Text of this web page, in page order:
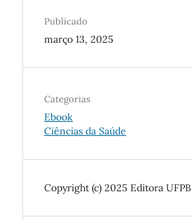
Publicado
março 13, 2025
Categorias
Ebook
Ciências da Saúde
Copyright (c) 2025 Editora UFPB